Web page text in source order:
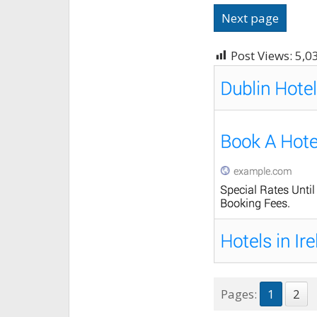
Next page
Post Views:
Pages: 1 2